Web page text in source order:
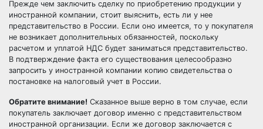
Прежде чем заключить сделку по приобретению продукции у
иностранной компании, стоит выяснить, есть ли у нее
представительство в России. Если оно имеется, то у покупателя
не возникает дополнительных обязанностей, поскольку
расчетом и уплатой НДС будет заниматься представительство.
В подтверждение факта его существования целесообразно
запросить у иностранной компании копию свидетельства о
постановке на налоговый учет в России.
Обратите внимание! Сказанное выше верно в том случае, если
покупатель заключает договор именно с представительством
иностранной организации. Если же договор заключается с